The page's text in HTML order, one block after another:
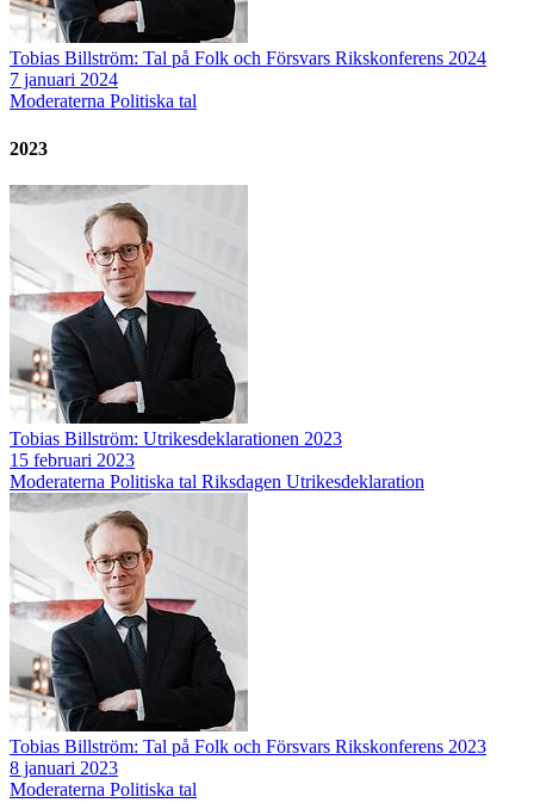
Tobias Billström: Tal på Folk och Försvars Rikskonferens 2024
7 januari 2024
Moderaterna Politiska tal
2023
Tobias Billström: Utrikesdeklarationen 2023
15 februari 2023
Moderaterna Politiska tal Riksdagen Utrikesdeklaration
Tobias Billström: Tal på Folk och Försvars Rikskonferens 2023
8 januari 2023
Moderaterna Politiska tal